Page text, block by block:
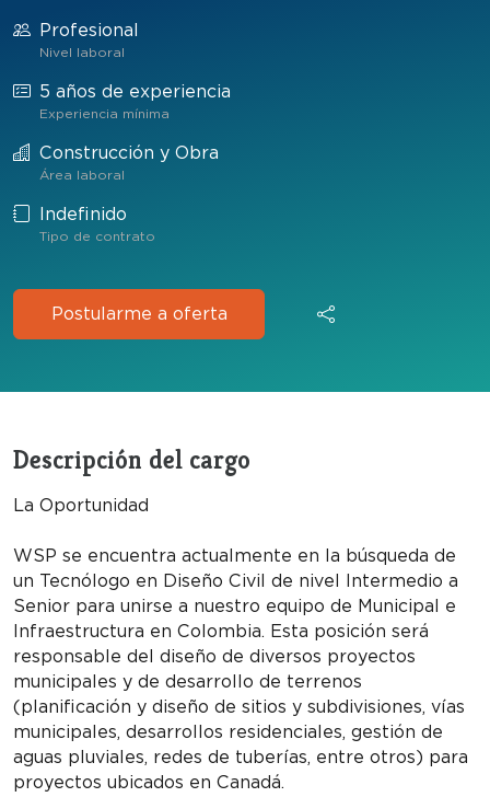
Profesional
Nivel laboral
5 años de experiencia
Experiencia mínima
Construcción y Obra
Área laboral
Indefinido
Tipo de contrato
Postularme a oferta
Descripción del cargo
La Oportunidad
WSP se encuentra actualmente en la búsqueda de
un Tecnólogo en Diseño Civil de nivel Intermedio a
Senior para unirse a nuestro equipo de Municipal e
Infraestructura en Colombia. Esta posición será
responsable del diseño de diversos proyectos
municipales y de desarrollo de terrenos
(planificación y diseño de sitios y subdivisiones, vías
municipales, desarrollos residenciales, gestión de
aguas pluviales, redes de tuberías, entre otros) para
proyectos ubicados en Canadá.